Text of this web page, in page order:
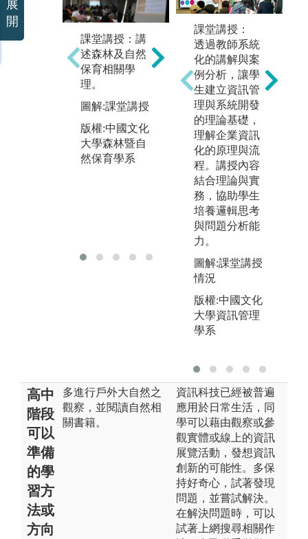
課堂講授：講
述森林及自然
保育相關學
理。
圖解:課堂講授
版權:中國文化
大學森林暨自
然保育學系
實驗、實做：
透過實際實驗
操作，學習生
物科技實驗、
育林、測計、
生態調查等技
術。
圖解:生物科
技、育林、測
量實做
版權:中國文化
大學森林暨自
然保育學系
課堂講授：
透過教師系統
化的講解與案
例分析，讓學
生建立資訊管
理與系統開發
的理論基礎，
理解企業資訊
化的原理與流
程。講授內容
結合理論與實
務，協助學生
培養邏輯思考
與問題分析能
力。
圖解:課堂講授
情況
版權:中國文化
大學資訊管理
學系
高中
階段
可以
準備
的學
習方
法或
方向
多進行戶外大自然之
觀察，並閱讀自然相
關書籍。
資訊科技已經被普遍
應用於日常生活，同
學可以藉由觀察或參
觀實體或線上的資訊
展覽活動，發想資訊
創新的可能性。多保
持好奇心，試著發現
問題，並嘗試解決。
在解決問題時，可以
試著上網搜尋相關作
展
開